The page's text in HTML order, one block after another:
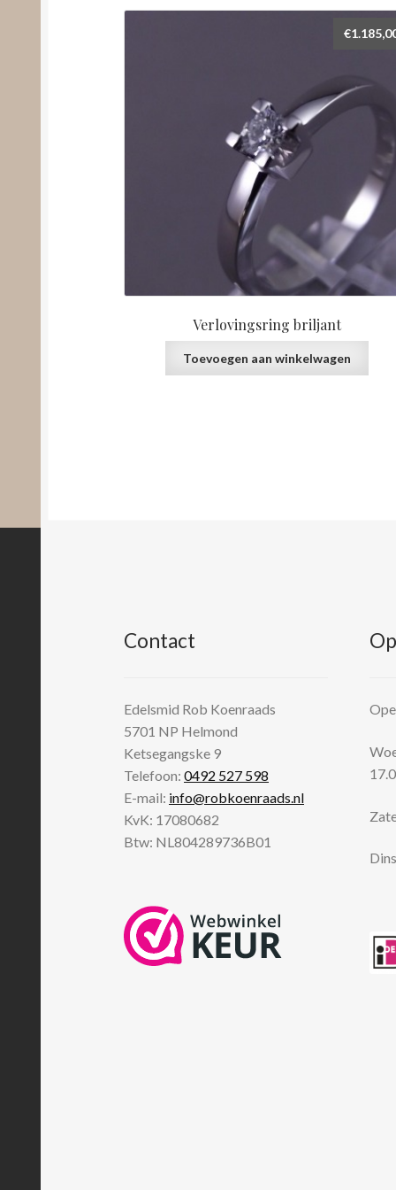
Verlovingsring briljant
€
Toevoegen aan winkelwagen
Contact
Edelsmid Rob Koenraads
5701 NP Helmond
Ketsegangske 9
Telefoon:0492 527 598
E-mail: info@robkoenraads.nl
KvK: 17080682
Btw: NL804289736B01